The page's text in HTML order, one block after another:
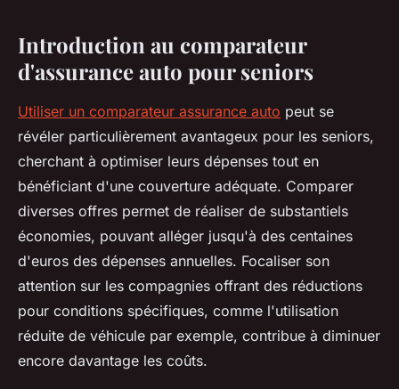
Introduction au comparateur
d'assurance auto pour seniors
Utiliser un comparateur assurance auto peut se
révéler particulièrement avantageux pour les seniors,
cherchant à optimiser leurs dépenses tout en
bénéficiant d'une couverture adéquate. Comparer
diverses offres permet de réaliser de substantiels
économies, pouvant alléger jusqu'à des centaines
d'euros des dépenses annuelles. Focaliser son
attention sur les compagnies offrant des réductions
pour conditions spécifiques, comme l'utilisation
réduite de véhicule par exemple, contribue à diminuer
encore davantage les coûts.